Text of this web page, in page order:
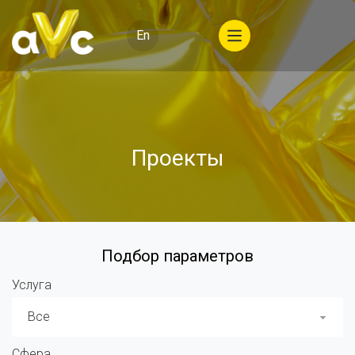
En
Проекты
Подбор параметров
Услуга
Все